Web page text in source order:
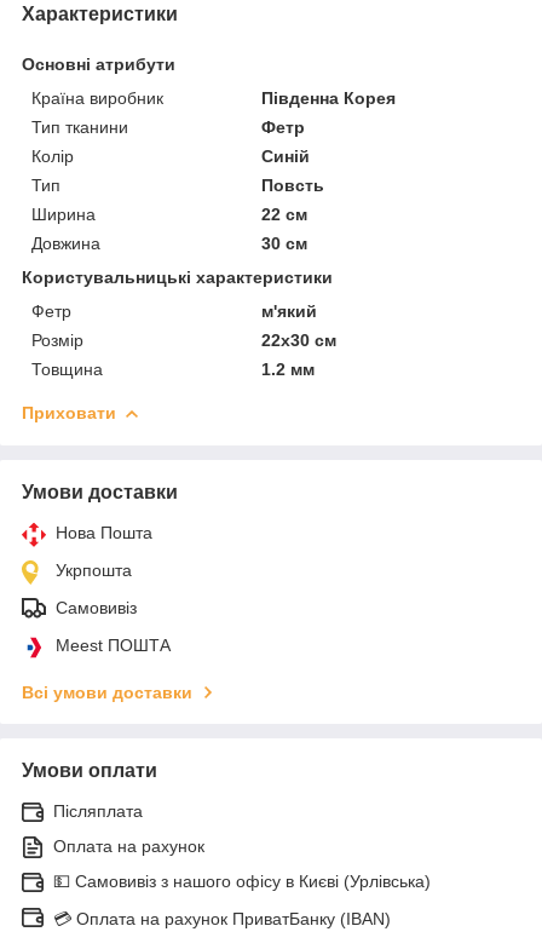
Характеристики
Основні атрибути
Країна виробник
Південна Корея
Тип тканини
Фетр
Колір
Синій
Тип
Повсть
Ширина
22 см
Довжина
30 см
Користувальницькі характеристики
Фетр
м'який
Розмір
22х30 см
Товщина
1.2 мм
Приховати
Умови доставки
Нова Пошта
Укрпошта
Самовивіз
Meest ПОШТА
Всі умови доставки
Умови оплати
Післяплата
Оплата на рахунок
💵 Самовивіз з нашого офісу в Києві (Урлівська)
💳 Оплата на рахунок ПриватБанку (IBAN)